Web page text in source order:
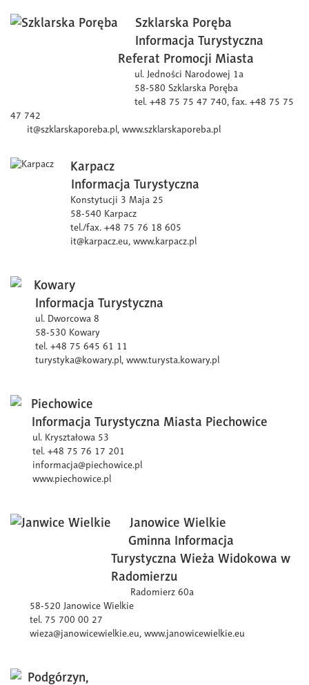
Szklarska Poręba
Informacja Turystyczna
Referat Promocji Miasta
ul. Jedności Narodowej 1a
58-580 Szklarska Poręba
tel. +48 75 75 47 740, fax. +48 75 75
47 742
it@szklarskaporeba.pl, www.szklarskaporeba.pl
Karpacz
Informacja Turystyczna
Konstytucji 3 Maja 25
58-540 Karpacz
tel./fax. +48 75 76 18 605
it@karpacz.eu, www.karpacz.pl
Kowary
Informacja Turystyczna
ul. Dworcowa 8
58-530 Kowary
tel. +48 75 645 61 11
turystyka@kowary.pl, www.turysta.kowary.pl
Piechowice
Informacja Turystyczna Miasta Piechowice
ul. Kryształowa 53
tel. +48 75 76 17 201
informacja@piechowice.pl
www.piechowice.pl
Janowice Wielkie
Gminna Informacja
Turystyczna Wieża Widokowa w
Radomierzu
Radomierz 60a
58-520 Janowice Wielkie
tel. 75 700 00 27
wieza@janowicewielkie.eu, www.janowicewielkie.eu
Podgórzyn,